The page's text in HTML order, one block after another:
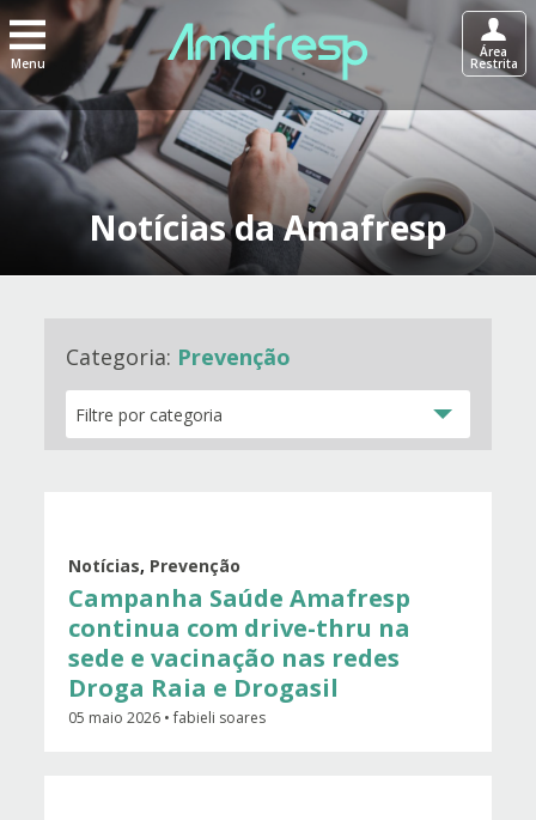
Menu
Área
Restrita
Notícias da Amafresp
Categoria: Prevenção
Notícias, Prevenção
Campanha Saúde Amafresp
continua com drive-thru na
sede e vacinação nas redes
Droga Raia e Drogasil
05 maio 2026 • fabieli soares